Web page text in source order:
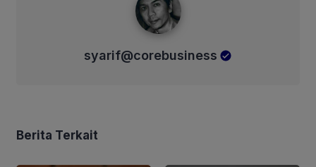
syarif@corebusiness
Berita Terkait